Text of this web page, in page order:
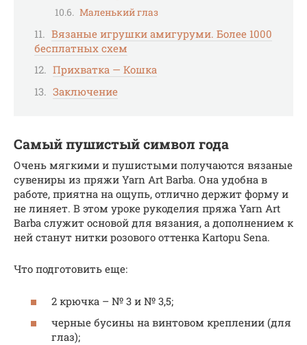
Маленький глаз
Вязаные игрушки амигуруми. Более 1000
бесплатных схем
Прихватка — Кошка
Заключение
Самый пушистый символ года
Очень мягкими и пушистыми получаются вязаные
сувениры из пряжи Yarn Art Barba. Она удобна в
работе, приятна на ощупь, отлично держит форму и
не линяет. В этом уроке рукоделия пряжа Yarn Art
Barba служит основой для вязания, а дополнением к
ней станут нитки розового оттенка Kartopu Sena.
Что подготовить еще:
2 крючка – № 3 и № 3,5;
черные бусины на винтовом креплении (для
глаз);